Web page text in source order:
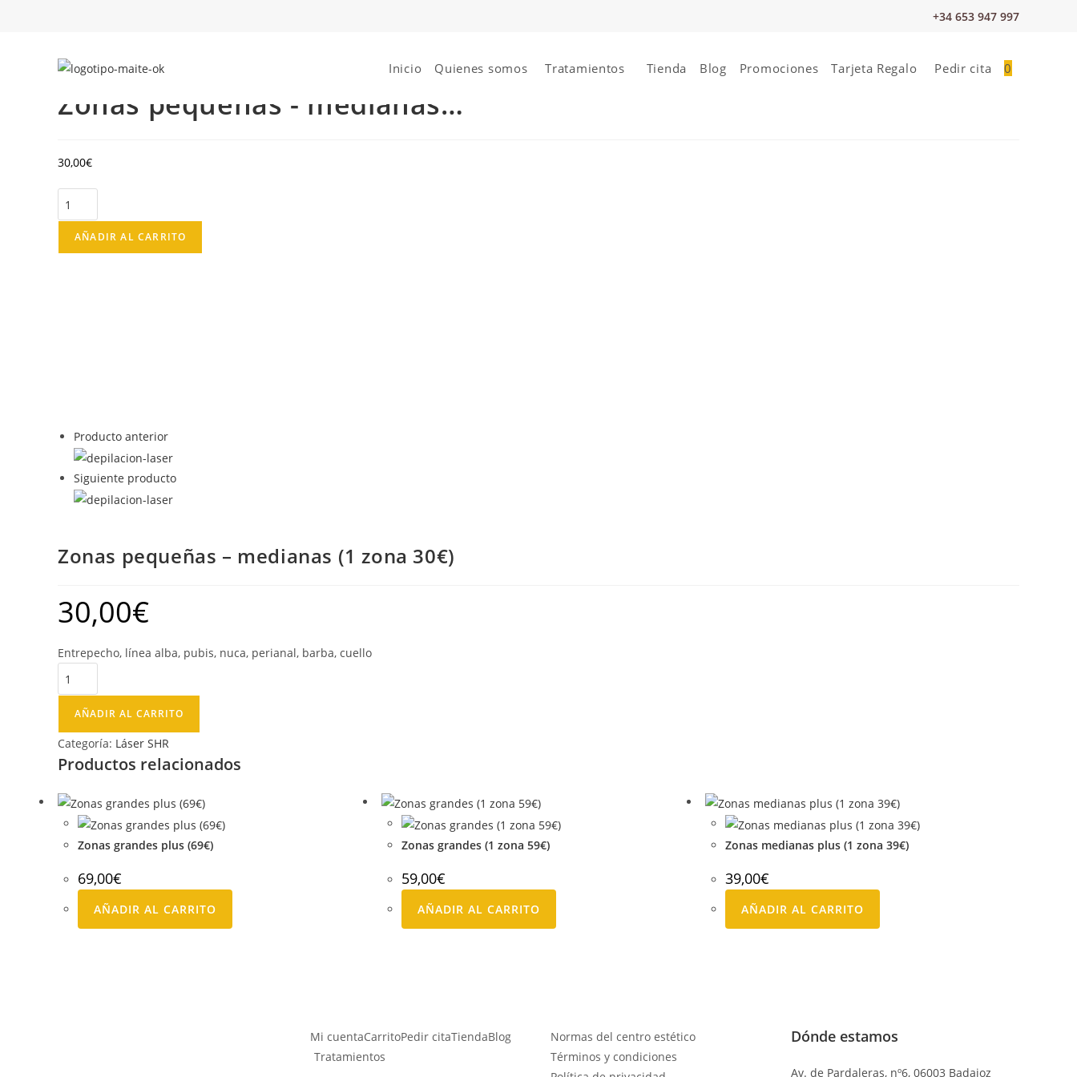
+34 653 947 997
Inicio Quienes somos Tratamientos Tienda Blog Promociones Tarjeta Regalo Pedir cita 0
Seleccionado:
Zonas pequeñas - medianas…
30,00€
AÑADIR AL CARRITO
Producto anterior
Siguiente producto
Zonas pequeñas – medianas (1 zona 30€)
30,00€
Entrepecho, línea alba, pubis, nuca, perianal, barba, cuello
AÑADIR AL CARRITO
Categoría: Láser SHR
Productos relacionados
Zonas grandes plus (69€)
69,00€
AÑADIR AL CARRITO
Zonas grandes (1 zona 59€)
59,00€
AÑADIR AL CARRITO
Zonas medianas plus (1 zona 39€)
39,00€
AÑADIR AL CARRITO
Mi cuentaCarritoPedir citaTiendaBlog
Tratamientos
Normas del centro estético
Términos y condiciones
Dónde estamos
Av. de Pardaleras, nº6, 06003 Badajoz